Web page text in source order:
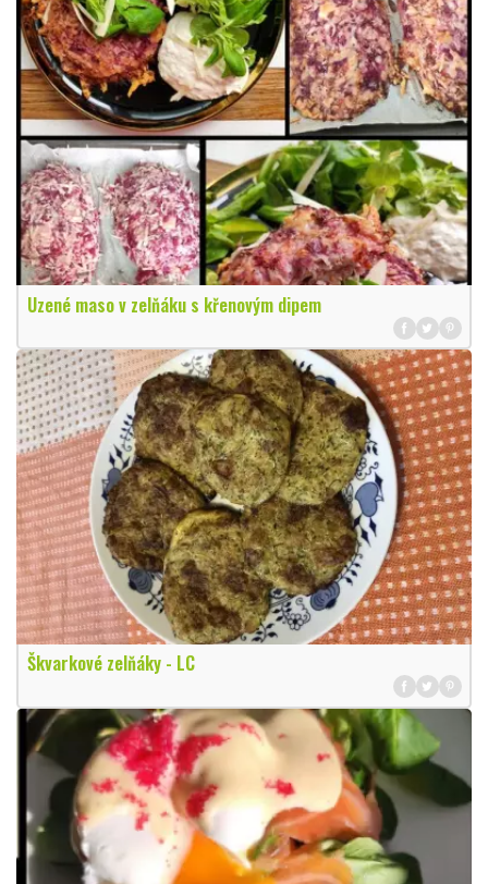
Uzené maso v zelňáku s křenovým dipem
Škvarkové zelňáky - LC